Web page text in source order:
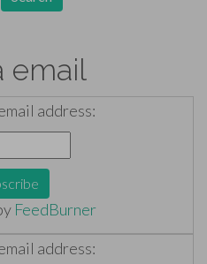
email
address:
FeedBurner
address: